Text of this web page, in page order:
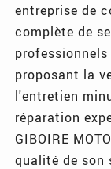
entreprise de
complète de
proposant la
l'entretien
réparation
GIBOIRE
qualité de son